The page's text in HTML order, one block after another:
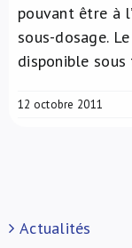
pouvant être à
sous-dosage.
disponible sous
12 octobre 2011
Actualités